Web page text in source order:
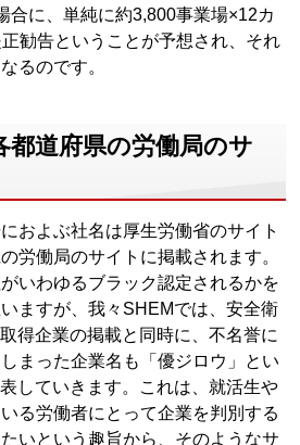
合に、単純に約3,800事業場×12カ
勧告ということが予想され、それ
るのです。
都道府県の労働局のサ
およぶ社名は厚生労働省のサイト
労働局のサイトに掲載されます。
いわゆるブラック認定されるかを
ますが、我々SHEMでは、安全衛
得企業の掲載と同時に、不名誉に
まった企業名も「優ジロウ」とい
していきます。これは、就活生や
る労働者にとって企業を判別する
いという趣旨から、そのようなサ